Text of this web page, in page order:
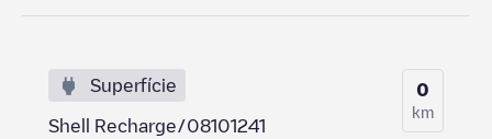
Superfície
Shell Recharge/08101241
0
km